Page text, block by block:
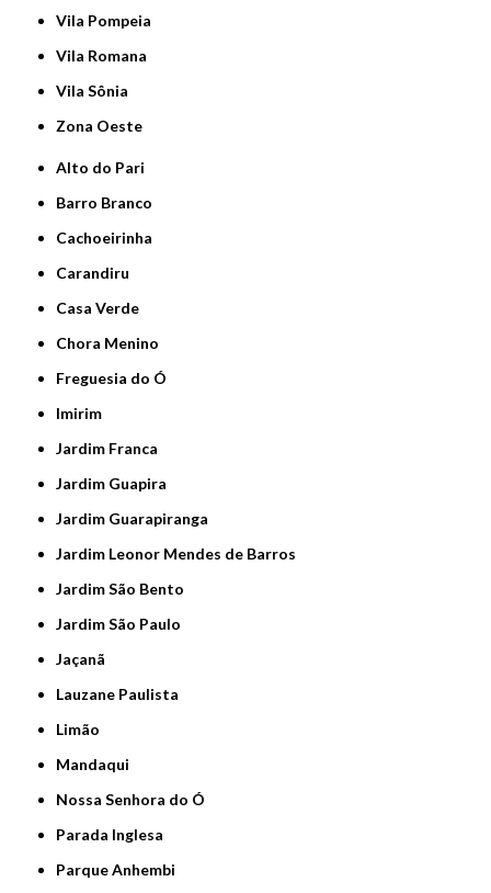
Vila Pompeia
Vila Romana
Vila Sônia
Zona Oeste
Alto do Pari
Barro Branco
Cachoeirinha
Carandiru
Casa Verde
Chora Menino
Freguesia do Ó
Imirim
Jardim Franca
Jardim Guapira
Jardim Guarapiranga
Jardim Leonor Mendes de Barros
Jardim São Bento
Jardim São Paulo
Jaçanã
Lauzane Paulista
Limão
Mandaqui
Nossa Senhora do Ó
Parada Inglesa
Parque Anhembi